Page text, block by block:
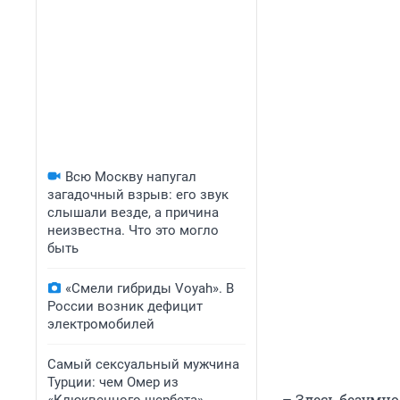
Всю Москву напугал
загадочный взрыв: его звук
слышали везде, а причина
неизвестна. Что это могло
быть
«Смели гибриды Voyah». В
России возник дефицит
электромобилей
Самый сексуальный мужчина
Турции: чем Омер из